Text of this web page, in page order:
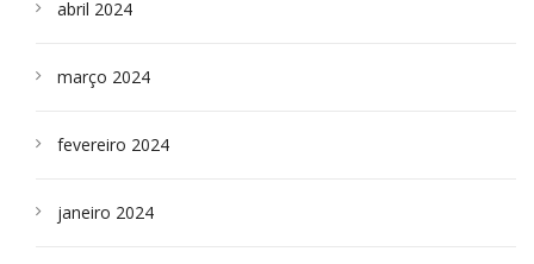
abril 2024
março 2024
fevereiro 2024
janeiro 2024